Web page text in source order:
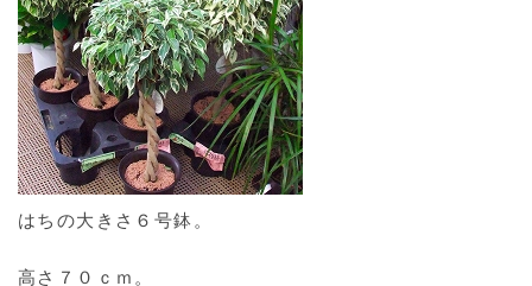
はちの大きさ６号鉢。
高さ７０ｃｍ。